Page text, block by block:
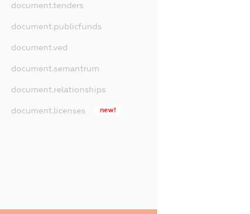
document.tenders
document.publicfunds
document.ved
document.semantrum
document.relationships
document.licenses new!